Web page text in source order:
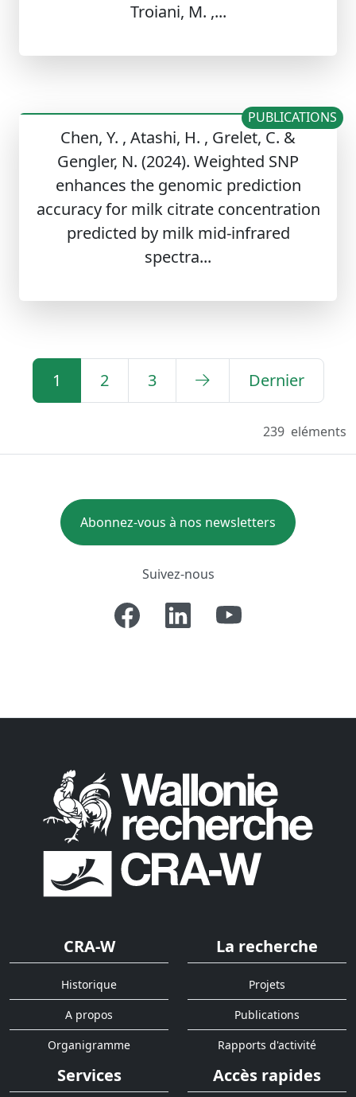
Troiani, M. ,...
Chen, Y. , Atashi, H. , Grelet, C. &
Gengler, N. (2024). Weighted SNP
enhances the genomic prediction
accuracy for milk citrate concentration
predicted by milk mid-infrared
spectra...
PUBLICATIONS
1 2 3 Dernier
239 eléments
Abonnez-vous à nos newsletters
Suivez-nous
CRA-W
Historique
A propos
Organigramme
La recherche
Projets
Publications
Rapports d'activité
Services Accès rapides